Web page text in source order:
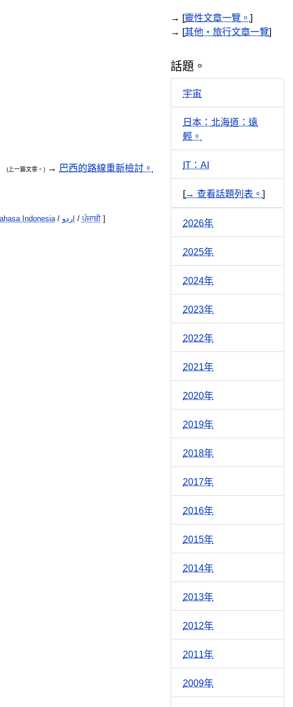
(上一篇文章。) → 巴西的路線重新檢討。
Indonesia/ اردو / ਪੰਜਾਬੀ]
→ [靈性文章一覽。 ]
→ [其他・旅行文章一覽]
話題。
宇宙
日本：北海道：遠
輕。
IT：AI
[→ 查看話題列表。 ]
2026年
2025年
2024年
2023年
2022年
2021年
2020年
2019年
2018年
2017年
2016年
2015年
2014年
2013年
2012年
2011年
2009年